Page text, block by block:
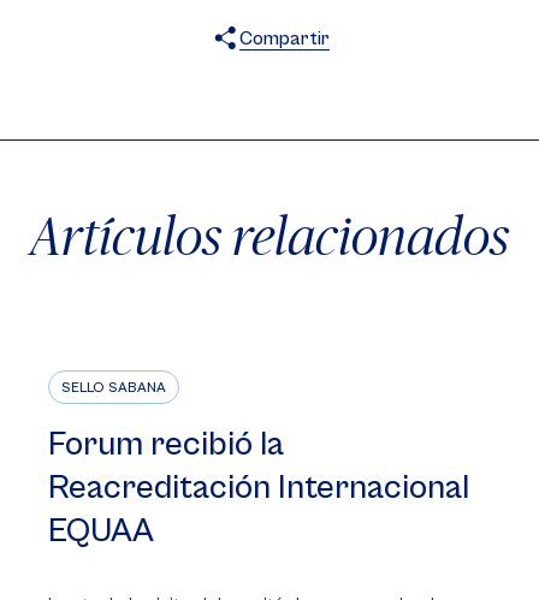
Compartir
Artículos relacionados
SELLO SABANA
Forum recibió la
Reacreditación Internacional
EQUAA